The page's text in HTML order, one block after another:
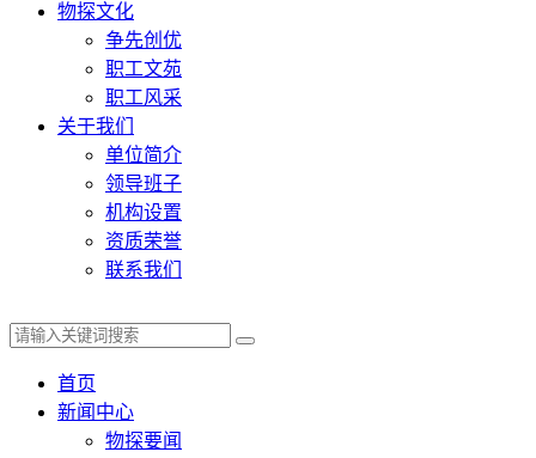
物探文化
争先创优
职工文苑
职工风采
关于我们
单位简介
领导班子
机构设置
资质荣誉
联系我们
首页
新闻中心
物探要闻